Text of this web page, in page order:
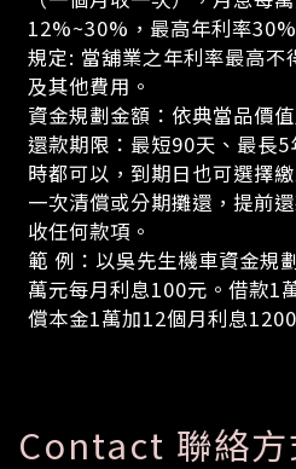
12%~30%，最高年利率
規定: 當舖業之年利率最高
及其他費用。
資金規劃金額：依典當品價
還款期限：最短90天、最長
時都可以，到期日也可選擇
一次清償或分期攤還，提前
收任何款項。
範 例：以吳先生機車資金規
萬元每月利息100元。借款1
償本金1萬加12個月利息
Contact 聯絡方